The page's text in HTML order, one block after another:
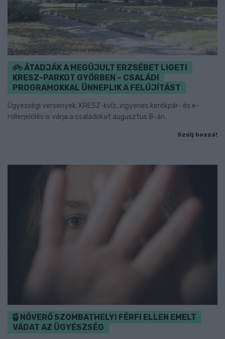
ÁTADJÁK A MEGÚJULT ERZSÉBET LIGETI
KRESZ-PARKOT GYŐRBEN – CSALÁDI
PROGRAMOKKAL ÜNNEPLIK A FELÚJÍTÁST
Ügyességi versenyek, KRESZ-kvíz, ingyenes kerékpár- és e-
rollerjelölés is várja a családokat augusztus 8-án.
Szólj hozzá!
NŐVERŐ SZOMBATHELYI FÉRFI ELLEN EMELT
VÁDAT AZ ÜGYÉSZSÉG